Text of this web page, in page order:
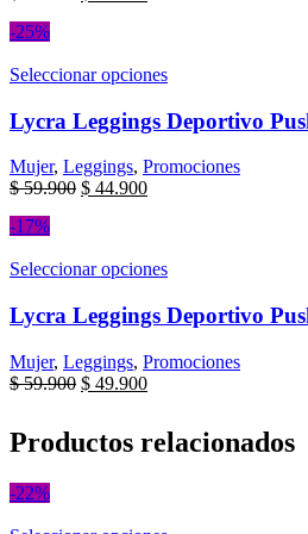
-25%
Seleccionar opciones
Lycra Leggings Deportivo
Mujer, Leggings, Promociones
$59.900 $ 44.900
-17%
Seleccionar opciones
Lycra Leggings Deportivo
Mujer, Leggings, Promociones
$59.900 $ 49.900
Productos relacionados
-22%